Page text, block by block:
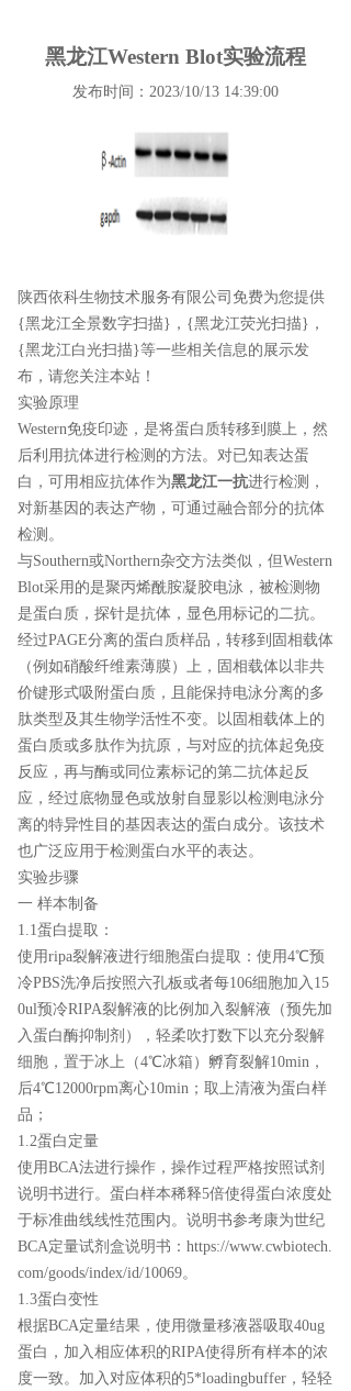
黑龙江Western Blot实验流程
发布时间：2023/10/13 14:39:00
陕西依科生物技术服务有限公司免费为您提供
{黑龙江全景数字扫描} ，{黑龙江荧光扫描}，
{黑龙江白光扫描}等一些相关信息的展示发
布，请您关注本站！
实验原理
Western免疫印迹，是将蛋白质转移到膜上，然
后利用抗体进行检测的方法。对已知表达蛋
白，可用相应抗体作为黑龙江一抗进行检测，
对新基因的表达产物，可通过融合部分的抗体
检测。
与Southern或Northern杂交方法类似，但Western
Blot采用的是聚丙烯酰胺凝胶电泳，被检测物
是蛋白质，探针是抗体，显色用标记的二抗。
经过PAGE分离的蛋白质样品，转移到固相载体
（例如硝酸纤维素薄膜）上，固相载体以非共
价键形式吸附蛋白质，且能保持电泳分离的多
肽类型及其生物学活性不变。以固相载体上的
蛋白质或多肽作为抗原，与对应的抗体起免疫
反应，再与酶或同位素标记的第二抗体起反
应，经过底物显色或放射自显影以检测电泳分
离的特异性目的基因表达的蛋白成分。该技术
也广泛应用于检测蛋白水平的表达。
实验步骤
一 样本制备
1.1蛋白提取：
使用ripa裂解液进行细胞蛋白提取：使用4℃预
冷PBS洗净后按照六孔板或者每106细胞加入15
0ul预冷RIPA裂解液的比例加入裂解液（预先加
入蛋白酶抑制剂），轻柔吹打数下以充分裂解
细胞，置于冰上（4℃冰箱）孵育裂解10min，
后4℃12000rpm离心10min；取上清液为蛋白样
品；
1.2蛋白定量
使用BCA法进行操作，操作过程严格按照试剂
说明书进行。蛋白样本稀释5倍使得蛋白浓度处
于标准曲线线性范围内。说明书参考康为世纪
BCA定量试剂盒说明书：https://www.cwbiotech.
com/goods/index/id/10069。
1.3蛋白变性
根据BCA定量结果，使用微量移液器吸取40ug
蛋白，加入相应体积的RIPA使得所有样本的浓
度一致。加入对应体积的5*loadingbuffer，轻轻